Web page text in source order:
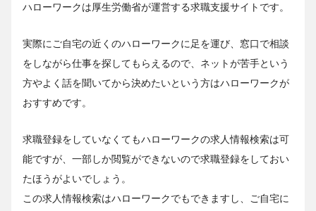
ハローワークは厚生労働省が運営する求職支援サイトです。
実際にご自宅の近くのハローワークに足を運び、窓口で相談
をしながら仕事を探してもらえるので、ネットが苦手という
方やよく話を聞いてから決めたいという方はハローワークが
おすすめです。
求職登録をしていなくてもハローワークの求人情報検索は可
能ですが、一部しか閲覧ができないので求職登録をしておい
たほうがよいでしょう。
この求人情報検索はハローワークでもできますし、ご自宅に